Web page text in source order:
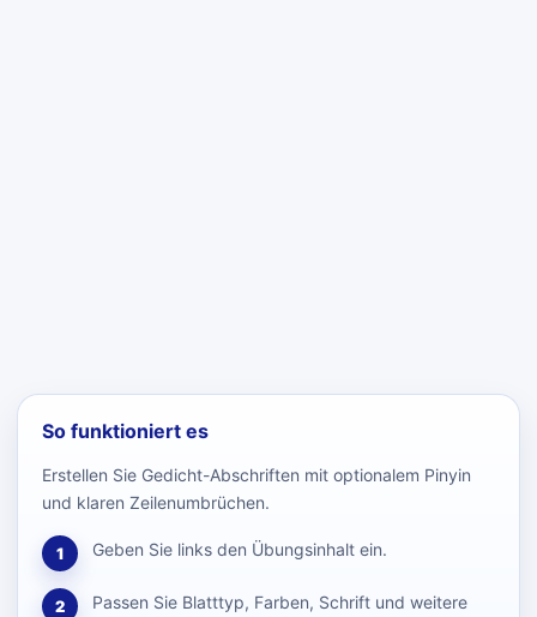
So funktioniert es
Erstellen Sie Gedicht-Abschriften mit optionalem Pinyin
und klaren Zeilenumbrüchen.
1 Geben Sie links den Übungsinhalt ein.
2
Passen Sie Blatttyp, Farben, Schrift und weitere